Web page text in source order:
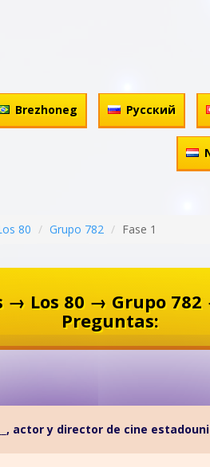
Brezhoneg Русский
80 Grupo 782 Fase 1
→ Los 80 → Grupo
Preguntas:
actor y director de cine